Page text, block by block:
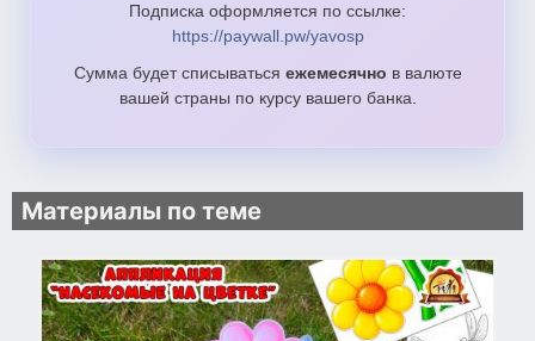
Подписка оформляется по ссылке:
https://paywall.pw/yavosp
Сумма будет списываться ежемесячно в валюте
вашей страны по курсу вашего банка.
Материалы по теме